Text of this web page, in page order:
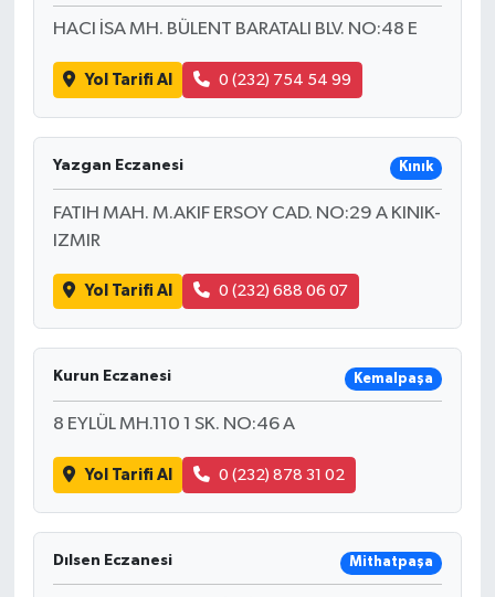
HACI İSA MH. BÜLENT BARATALI BLV. NO:48 E
Yol Tarifi Al 0 (232) 754 54 99
Yazgan Eczanesi Kınık
FATIH MAH. M.AKIF ERSOY CAD. NO:29 A KINIK-
IZMIR
Yol Tarifi Al 0 (232) 688 06 07
Kurun Eczanesi Kemalpaşa
8 EYLÜL MH.110 1 SK. NO:46 A
Yol Tarifi Al 0 (232) 878 31 02
Dılsen Eczanesi Mithatpaşa